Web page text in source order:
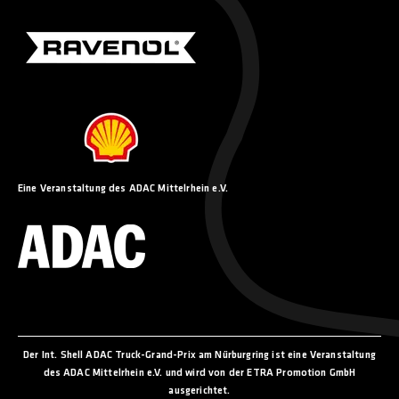
Sie können Ihre Datenschutzeinstellungen jederzeit ändern
oder Ihre Einwilligung widerrufen, indem Sie unten im
Fußbereich der Webseite auf Datenschutz klicken. Ein solcher
Widerruf erfolgten Verarbeitung aus. Weitere Informationen
finden Sie in unseren Datenschutzhinweisen.
Eine Veranstaltung des ADAC Mittelrhein e.V.
Der Int. Shell ADAC Truck-Grand-Prix am Nürburgring ist eine Veranstaltung
des ADAC Mittelrhein e.V. und wird von der ETRA Promotion GmbH
ausgerichtet.